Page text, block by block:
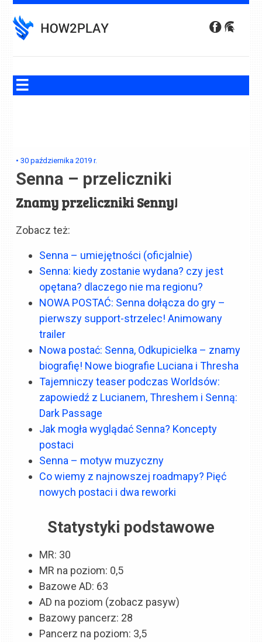
to
content
•30 października 2019 r.
Senna – przeliczniki
Znamy przeliczniki Senny!
Zobacz też:
Senna – umiejętności (oficjalnie)
Senna: kiedy zostanie wydana? czy jest
opętana? dlaczego nie ma regionu?
NOWA POSTAĆ: Senna dołącza do gry –
pierwszy support-strzelec! Animowany
trailer
Nowa postać: Senna, Odkupicielka – znamy
biografię! Nowe biografie Luciana i Thresha
Tajemniczy teaser podczas Worldsów:
zapowiedź z Lucianem, Threshem i Senną:
Dark Passage
Jak mogła wyglądać Senna? Koncepty
postaci
Senna – motyw muzyczny
Co wiemy z najnowszej roadmapy? Pięć
nowych postaci i dwa reworki
Statystyki podstawowe
MR: 30
MR na poziom: 0,5
Bazowe AD: 63
AD na poziom (zobacz pasyw)
Bazowy pancerz: 28
Pancerz na poziom: 3,5